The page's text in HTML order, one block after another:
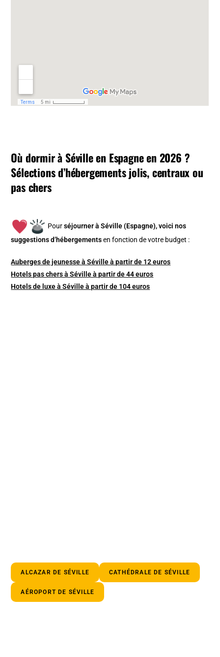
Où dormir à Séville en Espagne en 2026 ?
Sélections d’hébergements jolis, centraux ou
pas chers
Pourséjourner à Séville (Espagne), voici nos
suggestions d’hébergements en fonction de votre budget :
Auberges de jeunesse à Séville à partir de 12 euros
Hotels pas chers à Séville à partir de 44 euros
Hotels de luxe à Séville à partir de 104 euros
ALCAZAR DE SÉVILLE CATHÉDRALE DE SÉVILLE
AÉROPORT DE SÉVILLE